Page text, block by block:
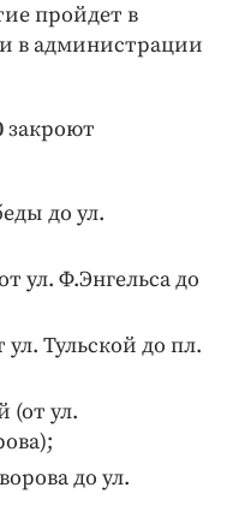
пройдет в
в администрации
закроют
до ул.
ул. Ф.Энгельса до
ул. Тульской до пл.
(от ул.
до ул.